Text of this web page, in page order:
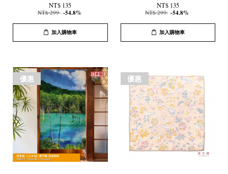
NT$ 135
NT$ 299 -54.8%
加入購物車
NT$ 135
NT$ 299 -54.8%
加入購物車
優惠 優惠